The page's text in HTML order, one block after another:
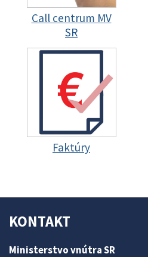
Call centrum MV
SR
Faktúry
KONTAKT
Ministerstvo vnútra SR